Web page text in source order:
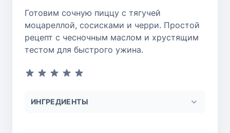
Готовим сочную пиццу с тягучей
моцареллой, сосисками и черри. Простой
рецепт с чесночным маслом и хрустящим
тестом для быстрого ужина.
ИНГРЕДИЕНТЫ